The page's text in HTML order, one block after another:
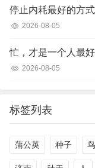
停止内耗最好的方
2026-08-05
忙，才是一个人最
2026-08-05
标签列表
蒲公英 种子 鸟